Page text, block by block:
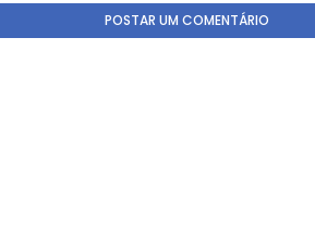
POSTAR UM COMENTÁRIO